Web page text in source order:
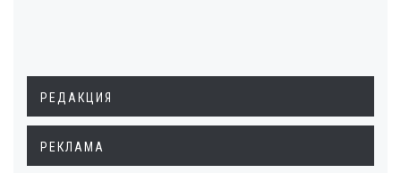
РЕДАКЦИЯ
РЕКЛАМА